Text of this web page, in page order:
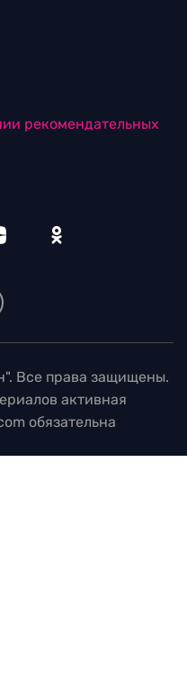
рекомендательных
Все права защищены.
активная
обязательна